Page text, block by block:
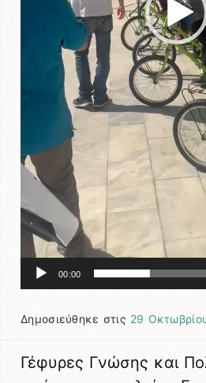
00:00
Δημοσιεύθηκε στις 29
Γέφυρες Γνώσης και